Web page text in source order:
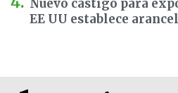
Nuevo castigo para
EE UU establece